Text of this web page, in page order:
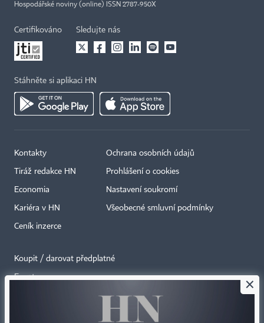
Hospodářské noviny (online) ISSN 2787-950X
Certifikováno Sledujte nás
Stáhněte si aplikaci HN
Kontakty
Tiráž redakce HN
Economia
Kariéra v HN
Ceník inzerce
Ochrana osobních údajů
Prohlášení o cookies
Nastavení soukromí
Všeobecné smluvní podmínky
Koupit / darovat předplatné
Eventy ×